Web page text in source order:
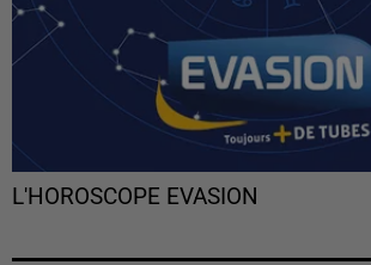
L'HOROSCOPE EVASION